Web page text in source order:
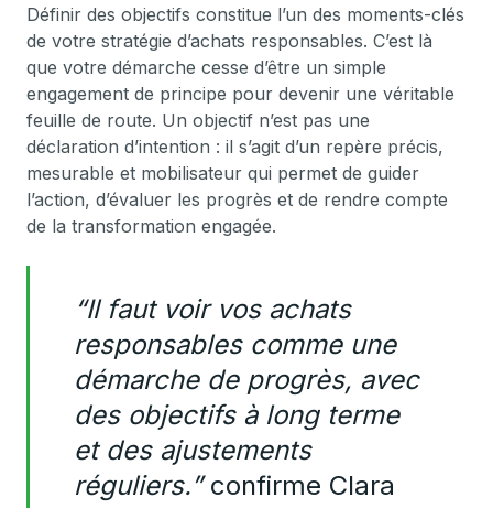
Définir des objectifs constitue l’un des moments-clés
de votre stratégie d’achats responsables. C’est là
que votre démarche cesse d’être un simple
engagement de principe pour devenir une véritable
feuille de route. Un objectif n’est pas une
déclaration d’intention : il s’agit d’un repère précis,
mesurable et mobilisateur qui permet de guider
l’action, d’évaluer les progrès et de rendre compte
de la transformation engagée.
“Il faut voir vos achats
responsables comme une
démarche de progrès, avec
des objectifs à long terme
et des ajustements
réguliers.”confirme Clara